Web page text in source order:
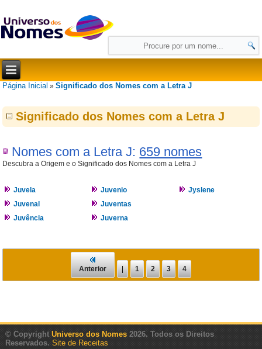
Página Inicial »Significado dos Nomes com a Letra J
Significado dos Nomes com a Letra J
Nomes com a Letra J: 659 nomes
Descubra a Origem e o Significado dos Nomes com a Letra J
Juvela
Juvenal
Juvência
Juvenio
Juventas
Juverna
Jyslene
Anterior | 1 2 3 4
© Copyright Universo dos Nomes2026. Todos os Direitos
Reservados. Site de Receitas